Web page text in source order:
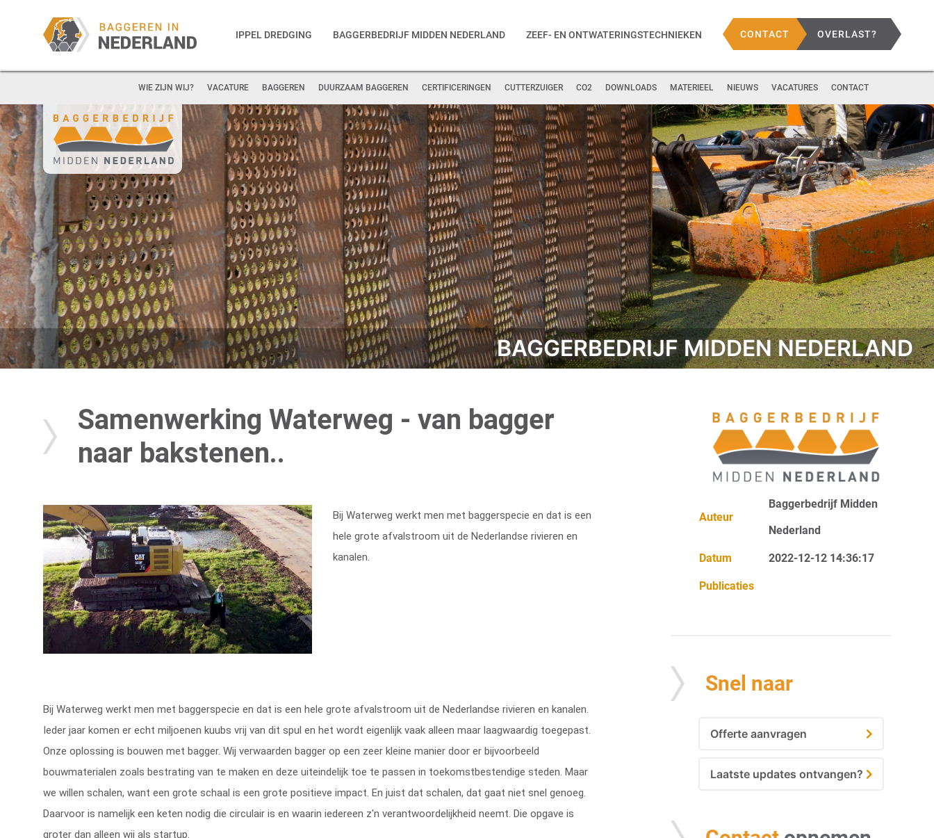
IPPEL DREDGING BAGGERBEDRIJF MIDDEN NEDERLAND ZEEF- EN ONTWATERINGSTECHNIEKEN CONTACT OVERLAST?
WIE ZIJN WIJ? VACATURE BAGGEREN DUURZAAM BAGGEREN CERTIFICERINGEN CUTTERZUIGER CO2 DOWNLOADS MATERIEEL NIEUWS VACATURES CONTACT
BAGGERBEDRIJF MIDDEN NEDERLAND
Samenwerking Waterweg - van bagger
naar bakstenen..
Bij Waterweg werkt men met baggerspecie en dat is een
hele grote afvalstroom uit de Nederlandse rivieren en
kanalen.
Bij Waterweg werkt men met baggerspecie en dat is een hele grote afvalstroom uit de Nederlandse rivieren en kanalen.
Ieder jaar komen er echt miljoenen kuubs vrij van dit spul en het wordt eigenlijk vaak alleen maar laagwaardig toegepast.
Onze oplossing is bouwen met bagger. Wij verwaarden bagger op een zeer kleine manier door er bijvoorbeeld
bouwmaterialen zoals bestrating van te maken en deze uiteindelijk toe te passen in toekomstbestendige steden. Maar
we willen schalen, want een grote schaal is een grote positieve impact. En juist dat schalen, dat gaat niet snel genoeg.
Daarvoor is namelijk een keten nodig die circulair is en waarin iedereen z'n verantwoordelijkheid neemt. Die opgave is
groter dan alleen wij als startup.
Auteur
Baggerbedrijf Midden
Nederland
Datum 2022-12-12 14:36:17
Publicaties
Snel naar
Offerte aanvragen
Laatste updates ontvangen?